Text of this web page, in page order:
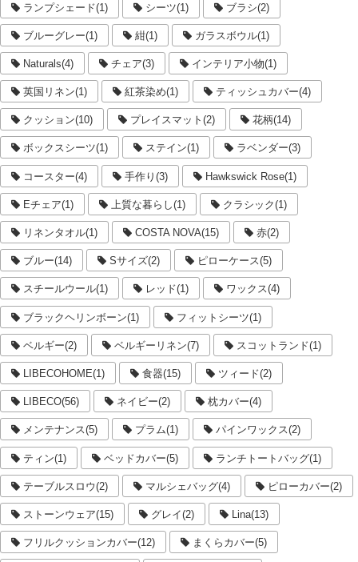
ランプシェード(1) シーツ(1) ブラシ(2)
ブルーグレー(1) 紺(1) ガラスボウル(1)
Naturals(4) チェア(3) インテリア小物(1)
英国リネン(1) 紅茶染め(1) ティッシュカバー(4)
クッション(10) プレイスマット(2) 花柄(14)
ボックスシーツ(1) ステイン(1) ラベンダー(3)
コースター(4) 手作り(3) Hawkswick Rose(1)
Eチェア(1) 上質な暮らし(1) クラシック(1)
リネンタオル(1) COSTA NOVA(15) 赤(2)
ブルー(14) Sサイズ(2) ピローケース(5)
スチールウール(1) レッド(1) ワックス(4)
ブラックヘリンボーン(1) フィットシーツ(1)
ベルギー(2) ベルギーリネン(7) スコットランド(1)
LIBECOHOME(1) 食器(15) ツィード(2)
LIBECO(56) ネイビー(2) 枕カバー(4)
メンテナンス(5) プラム(1) パインワックス(2)
ティン(1) ベッドカバー(5) ランチトートバッグ(1)
テーブルスロウ(2) マルシェバッグ(4) ピローカバー(2)
ストーンウェア(15) グレイ(2) Lina(13)
フリルクッションカバー(12) まくらカバー(5)